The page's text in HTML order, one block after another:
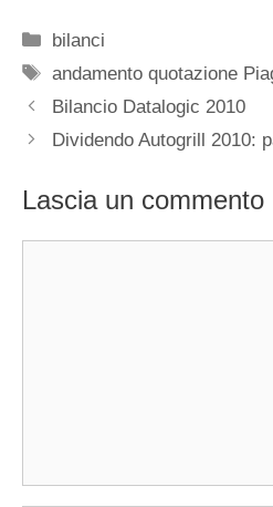
Categorie
bilanci
Tag
andamento quotazione
Bilancio Datalogic 2010
Dividendo Autogrill 2010:
Lascia un commento